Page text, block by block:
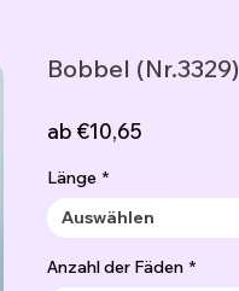
Bobbel (Nr.3329)
ab €10,65Sale-
Länge *
Auswählen
Anzahl der Fäden *